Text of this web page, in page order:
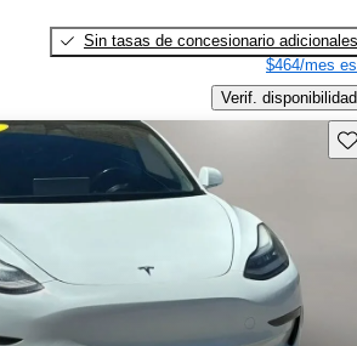
Sin tasas de concesionario adicionales
$464/mes
Verif. disponibilidad